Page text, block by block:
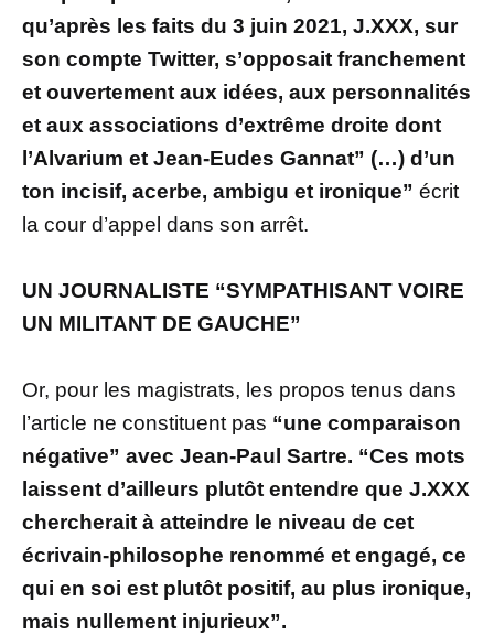
qu’après les faits du 3 juin 2021, J.XXX, sur
son compte Twitter, s’opposait franchement
et ouvertement aux idées, aux personnalités
et aux associations d’extrême droite dont
l’Alvarium et Jean-Eudes Gannat” (…) d’un
ton incisif, acerbe, ambigu et ironique” écrit
la cour d’appel dans son arrêt.
UN JOURNALISTE “SYMPATHISANT VOIRE
UN MILITANT DE GAUCHE”
Or, pour les magistrats, les propos tenus dans
l’article ne constituent pas “une comparaison
négative” avec Jean-Paul Sartre. “Ces mots
laissent d’ailleurs plutôt entendre que J.XXX
chercherait à atteindre le niveau de cet
écrivain-philosophe renommé et engagé, ce
qui en soi est plutôt positif, au plus ironique,
mais nullement injurieux”.